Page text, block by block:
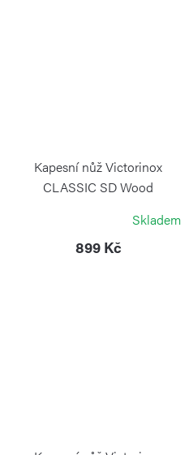
Kapesní nůž Victorinox
CLASSIC SD Wood
Skladem
899 Kč